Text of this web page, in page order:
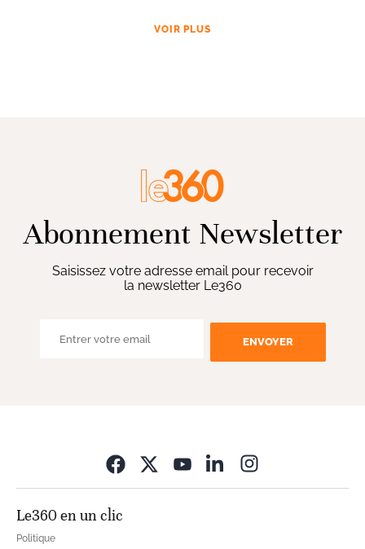
VOIR PLUS
Abonnement Newsletter
Saisissez votre adresse email pour recevoir
la newsletter Le360
ENVOYER
Le360 en un clic
Politique